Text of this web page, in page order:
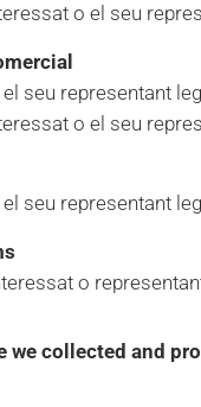
o el seu
seu representant
o el seu
seu representant
o
we collected and